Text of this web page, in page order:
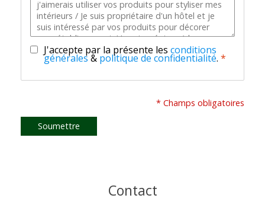
J'accepte par la présente les conditions
générales & politique de confidentialité. *
* Champs obligatoires
Soumettre
Contact